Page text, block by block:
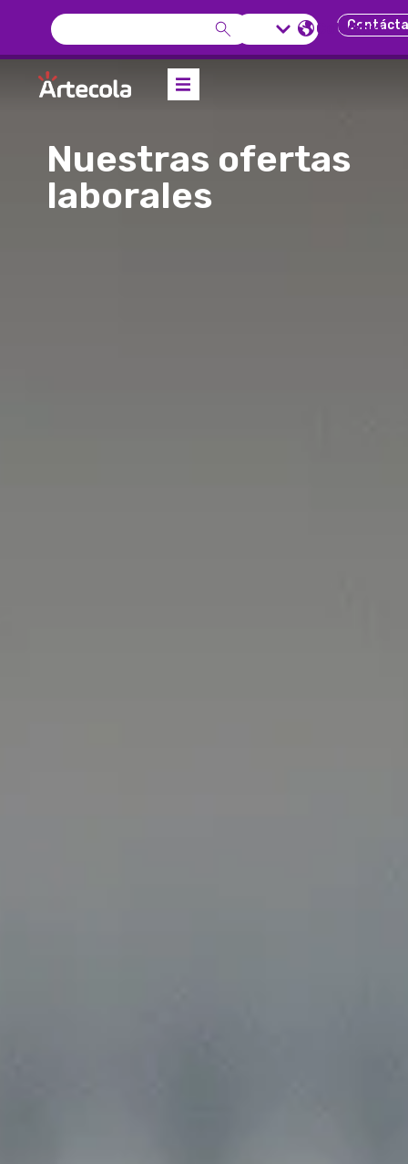
Colombia
Nuestras ofertas
laborales